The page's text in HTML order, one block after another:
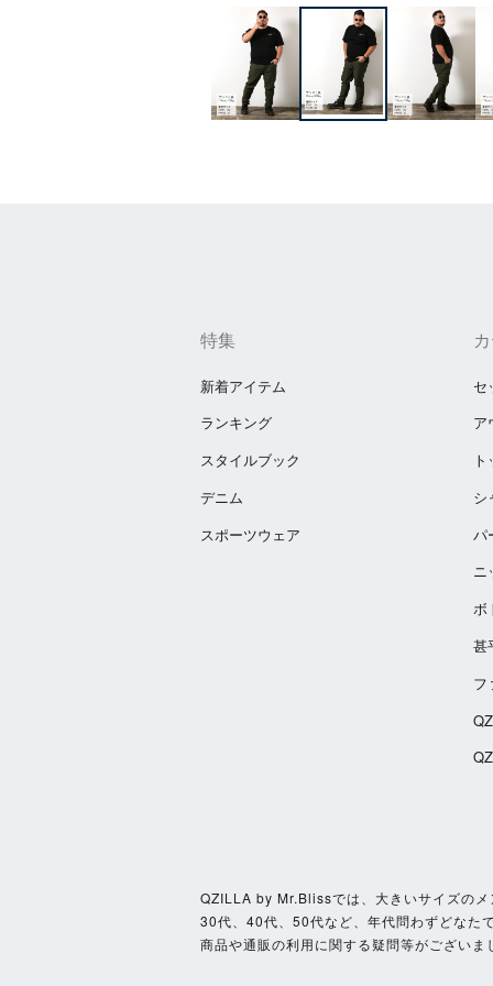
特集
新着アイテム
ランキング
スタイルブック
デニム
スポーツウェア
セ
ア
シ
パ
ニ
ボ
甚
フ
QZILLA by Mr.Blissでは、大きいサイズの
30代、40代、50代など、年代問わずどなた
商品や通販の利用に関する疑問等がござい